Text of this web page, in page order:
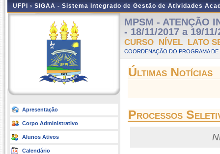
UFPI › SIGAA - Sistema Integrado de Gestão de Atividades
Apresentação
Corpo Administrativo
Alunos Ativos
Calendário
MPSM - ATENÇÃO
- 18/11/2017 a 19/11/
CURSO NÍVEL LATO
COORDENAÇÃO DO PROGRAMA
Últimas Notícias
Processos